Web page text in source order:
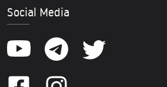
Social Media